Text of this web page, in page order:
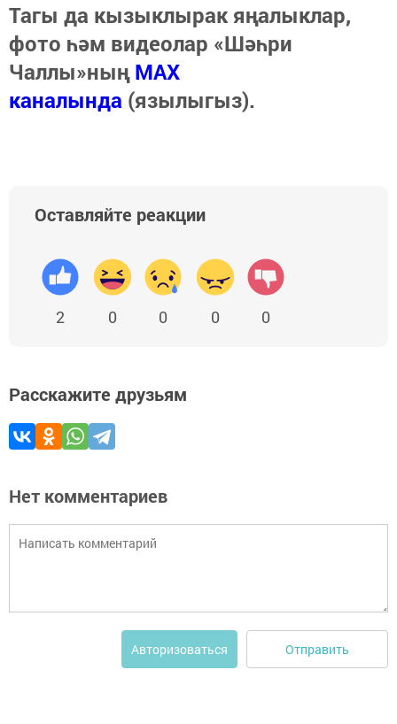
Тагы да кызыклырак яңалыклар,
фото һәм видеолар «Шәһри
Чаллы»ныңMAX
каналында (язылыгыз).
Оставляйте реакции
2 0 0 0 0
Расскажите друзьям
Нет комментариев
Авторизоваться Отправить